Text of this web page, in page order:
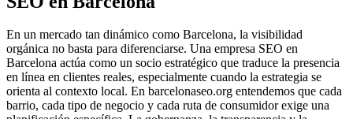
En un mercado tan dinámico como Barcelona, la visibilidad
orgánica no basta para diferenciarse. Una empresa SEO en
Barcelona actúa como un socio estratégico que traduce la presencia
en línea en clientes reales, especialmente cuando la estrategia se
orienta al contexto local. En barcelonaseo.org entendemos que cada
barrio, cada tipo de negocio y cada ruta de consumidor exige una